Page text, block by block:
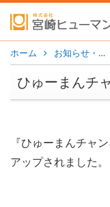
ホーム お知らせ・…
ひゅーまんチ
『ひゅーまんチ
アップされました。